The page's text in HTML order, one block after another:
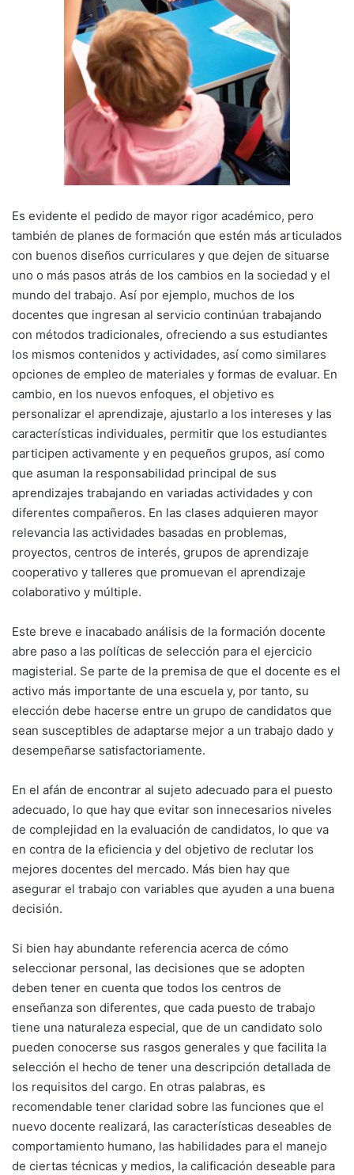
Es evidente el pedido de mayor rigor académico, pero
también de planes de formación que estén más articulados
con buenos diseños curriculares y que dejen de situarse
uno o más pasos atrás de los cambios en la sociedad y el
mundo del trabajo. Así por ejemplo, muchos de los
docentes que ingresan al servicio continúan trabajando
con métodos tradicionales, ofreciendo a sus estudiantes
los mismos contenidos y actividades, así como similares
opciones de empleo de materiales y formas de evaluar. En
cambio, en los nuevos enfoques, el objetivo es
personalizar el aprendizaje, ajustarlo a los intereses y las
características individuales, permitir que los estudiantes
participen activamente y en pequeños grupos, así como
que asuman la responsabilidad principal de sus
aprendizajes trabajando en variadas actividades y con
diferentes compañeros. En las clases adquieren mayor
relevancia las actividades basadas en problemas,
proyectos, centros de interés, grupos de aprendizaje
cooperativo y talleres que promuevan el aprendizaje
colaborativo y múltiple.
Este breve e inacabado análisis de la formación docente
abre paso a las políticas de selección para el ejercicio
magisterial. Se parte de la premisa de que el docente es el
activo más importante de una escuela y, por tanto, su
elección debe hacerse entre un grupo de candidatos que
sean susceptibles de adaptarse mejor a un trabajo dado y
desempeñarse satisfactoriamente.
En el afán de encontrar al sujeto adecuado para el puesto
adecuado, lo que hay que evitar son innecesarios niveles
de complejidad en la evaluación de candidatos, lo que va
en contra de la eficiencia y del objetivo de reclutar los
mejores docentes del mercado. Más bien hay que
asegurar el trabajo con variables que ayuden a una buena
decisión.
Si bien hay abundante referencia acerca de cómo
seleccionar personal, las decisiones que se adopten
deben tener en cuenta que todos los centros de
enseñanza son diferentes, que cada puesto de trabajo
tiene una naturaleza especial, que de un candidato solo
pueden conocerse sus rasgos generales y que facilita la
selección el hecho de tener una descripción detallada de
los requisitos del cargo. En otras palabras, es
recomendable tener claridad sobre las funciones que el
nuevo docente realizará, las características deseables de
comportamiento humano, las habilidades para el manejo
de ciertas técnicas y medios, la calificación deseable para